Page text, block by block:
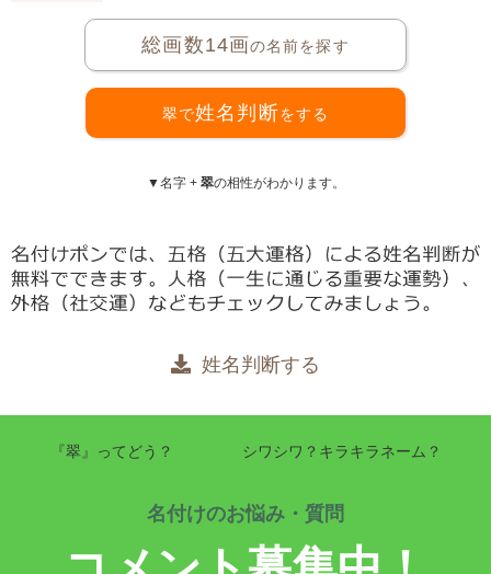
総画数14画の名前を探す
翠で姓名判断をする
▼名字 + 翠の相性がわかります。
姓名判断する
『翠』ってどう？ シワシワ？キラキラネーム？
名付けのお悩み・質問